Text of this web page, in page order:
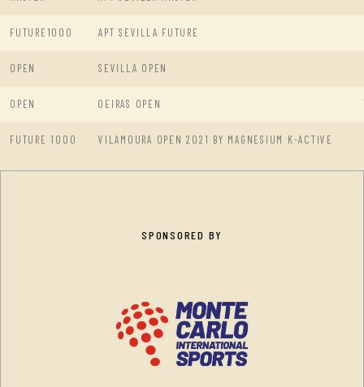
FUTURE1000 APT SEVILLA FUTURE
OPEN SEVILLA OPEN
OPEN OEIRAS OPEN
FUTURE 1000 VILAMOURA OPEN 2021 BY MAGNESIUM K-ACTIVE
SPONSORED BY